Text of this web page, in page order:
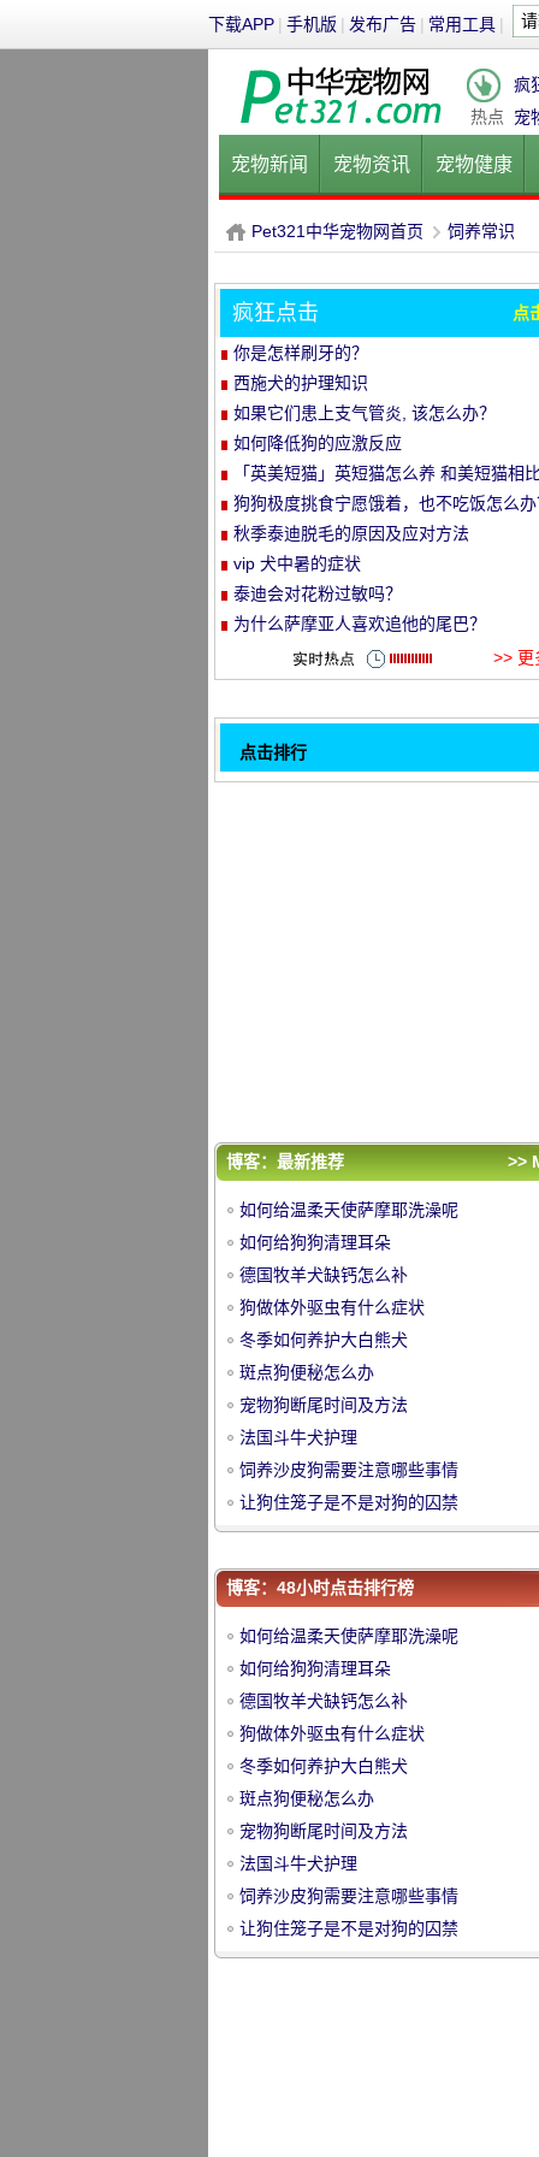
下载APP | 手机版 | 发布广告 | 常用工具 |
热点
疯
宠
宠物新闻 宠物资讯 宠物健康
健康饮食 宠物美容 宠物医院
P
et
中
华
Pet321中华宠物网首页
›
饲养常识
疯狂点击 点
你是怎样刷牙的？
西施犬的护理知识
如果它们患上支气管炎, 该怎么办？
如何降低狗的应激反应
「英美短猫」英短猫怎么养 和美短猫相
养哪种比较好呢
狗狗极度挑食宁愿饿着，也不吃饭怎么
教你五招轻松解决！
秋季泰迪脱毛的原因及应对方法
vip 犬中暑的症状
泰迪会对花粉过敏吗？
为什么萨摩亚人喜欢追他的尾巴？
>> 更
点击排行
评论排行
狗做体外驱虫有什么症状
冬季如何养护大白熊犬
斑点狗便秘怎么办
宠物狗断尾时间及方法
法国斗牛犬护理
饲养沙皮狗需要注意哪些事情
让狗住笼子是不是对狗的囚禁
博客：最新推荐 >>
如何给温柔天使萨摩耶洗澡呢
如何给狗狗清理耳朵
德国牧羊犬缺钙怎么补
狗做体外驱虫有什么症状
冬季如何养护大白熊犬
斑点狗便秘怎么办
宠物狗断尾时间及方法
法国斗牛犬护理
饲养沙皮狗需要注意哪些事情
让狗住笼子是不是对狗的囚禁
博客：48小时点击排行榜
如何给温柔天使萨摩耶洗澡呢
如何给狗狗清理耳朵
德国牧羊犬缺钙怎么补
狗做体外驱虫有什么症状
冬季如何养护大白熊犬
斑点狗便秘怎么办
宠物狗断尾时间及方法
法国斗牛犬护理
饲养沙皮狗需要注意哪些事情
让狗住笼子是不是对狗的囚禁